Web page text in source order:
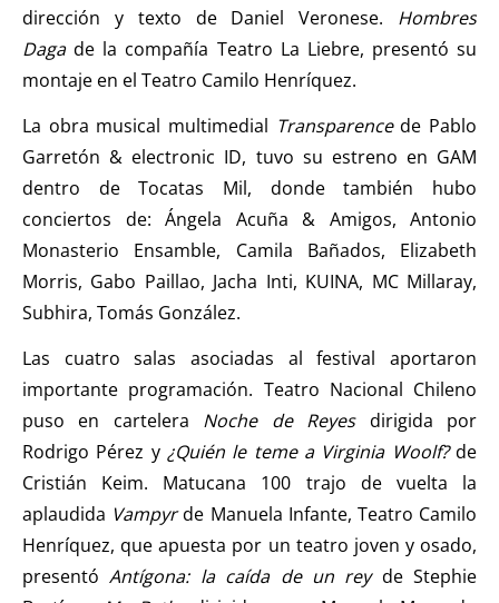
dirección y texto de Daniel Veronese. Hombres
Dagade la compañía Teatro La Liebre, presentó su
montaje en el Teatro Camilo Henríquez.
La obra musical multimedial Transparencede Pablo
Garretón & electronic ID, tuvo su estreno en GAM
dentro de Tocatas Mil, donde también hubo
conciertos de: Ángela Acuña & Amigos, Antonio
Monasterio Ensamble, Camila Bañados, Elizabeth
Morris, Gabo Paillao, Jacha Inti, KUINA, MC Millaray,
Subhira, Tomás González.
Las cuatro salas asociadas al festival aportaron
importante programación. Teatro Nacional Chileno
puso en cartelera Noche de Reyesdirigida por
Rodrigo Pérez y ¿Quién le teme a Virginia Woolf?de
Cristián Keim. Matucana 100 trajo de vuelta la
aplaudida Vampyrde Manuela Infante, Teatro Camilo
Henríquez, que apuesta por un teatro joven y osado,
presentóAntígona: la caída de un reyde Stephie